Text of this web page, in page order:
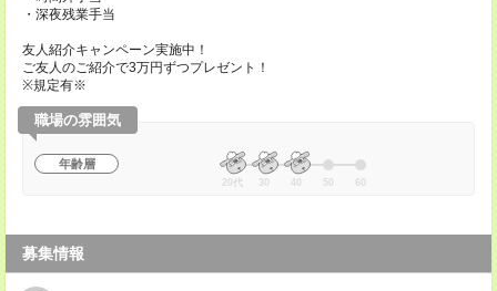
・深夜残業手当
友人紹介キャンペーン実施中！
ご友人のご紹介で3万円ずつプレゼント！
※規定有※
職場の雰囲気
年齢層
20代 30 40 50 60
募集情報